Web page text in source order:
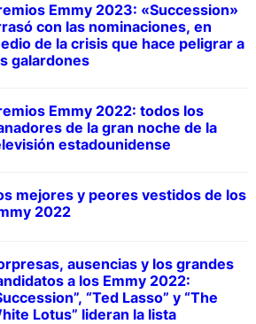
Emmy 2023: «Succession»
con las nominaciones, en
de la crisis que hace peligrar a
galardones
Emmy 2022: todos los
de la gran noche de la
estadounidense
mejores y peores vestidos de los
2022
ausencias y los grandes
a los Emmy 2022:
“Ted Lasso” y “The
Lotus” lideran la lista